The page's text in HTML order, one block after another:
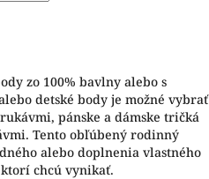
zo 100% bavlny alebo s
detské body je možné vybrať
pánske a dámske tričká
Tento obľúbený rodinný
alebo doplnenia vlastného
chcú vynikať.